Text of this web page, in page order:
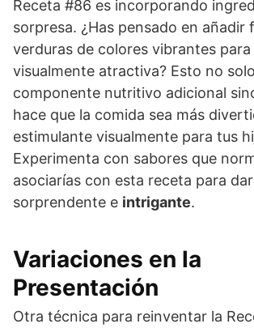
Receta #86 es incorporando
sorpresa. ¿Has pensado en añadir
verduras de colores vibrantes
visualmente atractiva? Esto no
componente nutritivo adicional
hace que la comida sea más
estimulante visualmente para tus
Experimenta con sabores que
asociarías con esta receta para
sorprendente e intrigante.
Variaciones en la
Presentación
Otra técnica para reinventar la